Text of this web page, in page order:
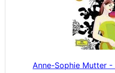
Anne-Sophie Mutter -